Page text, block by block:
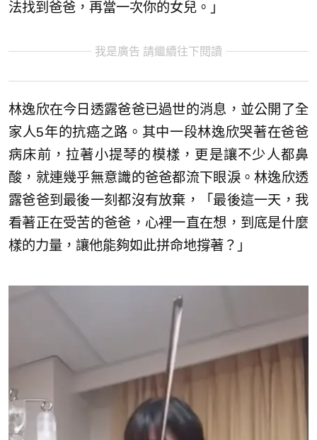
法找到爸爸，再當一次你的女兒。」
我是廣告 請繼續往下閱讀
林逸欣在今日透露爸爸已過世的消息，並公開了全
家人5年的抗癌之路。其中一段林逸欣哭著在爸爸
病床前，拉著小提琴的模樣，更是讓不少人都鼻
酸，就連幾乎無意識的爸爸都流下眼淚。林逸欣透
露爸爸到最後一刻都沒有放棄，「最後這一天，我
看著正在受苦的爸爸，心裡一直在想，到底是什麼
樣的力量，讓他能夠如此拼命地撐著？」